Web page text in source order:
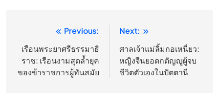
แนะแนว
เรื่อง
Previous:
เรือนพระยาศรีธรรมาธิ
ราช: เรือนงามสุดล้ำยุค
ของข้าราชการผู้ทันสมัย
Next:
ศาลเจ้าแม่ลิ้มกอเหนี่ยว:
หญิงจีนยอดกตัญญูผู้จบ
ชีวิตตัวเองในปัตตานี